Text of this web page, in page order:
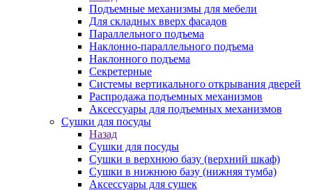
Подъемные механизмы для мебели
Для складных вверх фасадов
Параллельного подъема
Наклонно-параллельного подъема
Наклонного подъема
Секретерные
Системы вертикального открывания дверей
Распродажа подъемных механизмов
Аксессуары для подъемных механизмов
Сушки для посуды
Назад
Сушки для посуды
Сушки в верхнюю базу (верхний шкаф)
Сушки в нижнюю базу (нижняя тумба)
Аксессуары для сушек